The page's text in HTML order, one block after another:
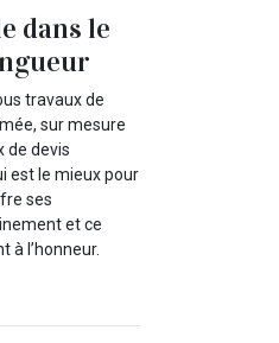
dans le
travaux de
sur mesure
de devis
est le mieux pour
ses
et ce
à l’honneur.